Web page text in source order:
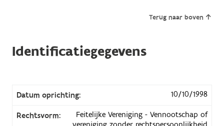
Terug naar boven
Identificatiegegevens
Datum oprichting: 10/10/1998
Rechtsvorm:
Feitelijke Vereniging - Vennootschap of